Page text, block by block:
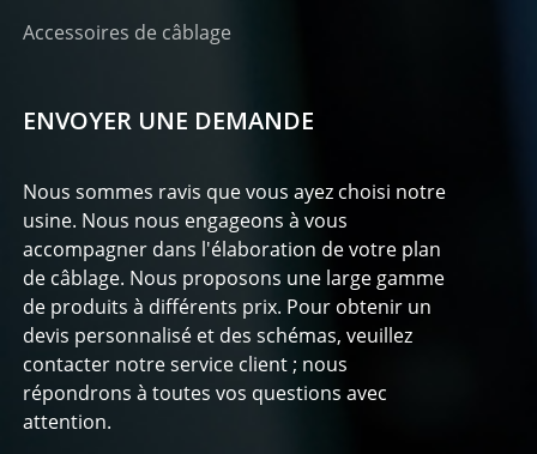
Accessoires de câblage
ENVOYER UNE DEMANDE
Nous sommes ravis que vous ayez choisi notre
usine. Nous nous engageons à vous
accompagner dans l'élaboration de votre plan
de câblage. Nous proposons une large gamme
de produits à différents prix. Pour obtenir un
devis personnalisé et des schémas, veuillez
contacter notre service client ; nous
répondrons à toutes vos questions avec
attention.